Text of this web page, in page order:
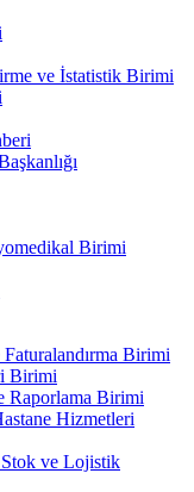
ve İstatistik Birimi
Birimi
Birimi
Birimi
Raporlama Birimi
Hizmetleri
ve Lojistik